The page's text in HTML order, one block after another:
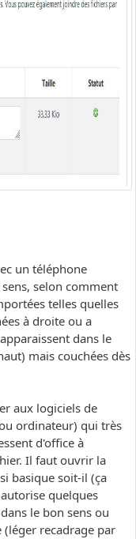
un téléphone
selon comment
telles quelles
à droite ou a
dans le
mais couchées dès
aux logiciels de
ordinateur) qui très
d'office à
Il faut ouvrir la
basique soit-il (ça
quelques
le bon sens ou
recadrage par